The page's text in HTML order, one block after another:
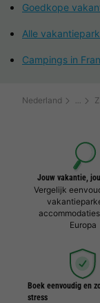
Goedkope
Alle
Campings in
Nederland
Jouw vakantie,
Vergelijk
Europa
Boek eenvoudig en
stress